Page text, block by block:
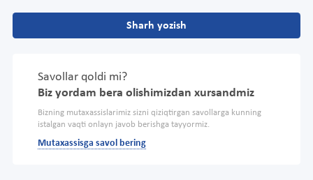
Sharh yozish
Savollar qoldi mi?
Biz yordam bera olishimizdan xursandmiz
Bizning mutaxassislarimiz sizni qiziqtirgan savollarga kunning
istalgan vaqti onlayn javob berishga tayyormiz.
Mutaxassisga savol bering